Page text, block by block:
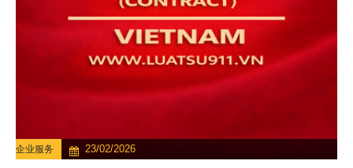
企业服务 23/02/2026